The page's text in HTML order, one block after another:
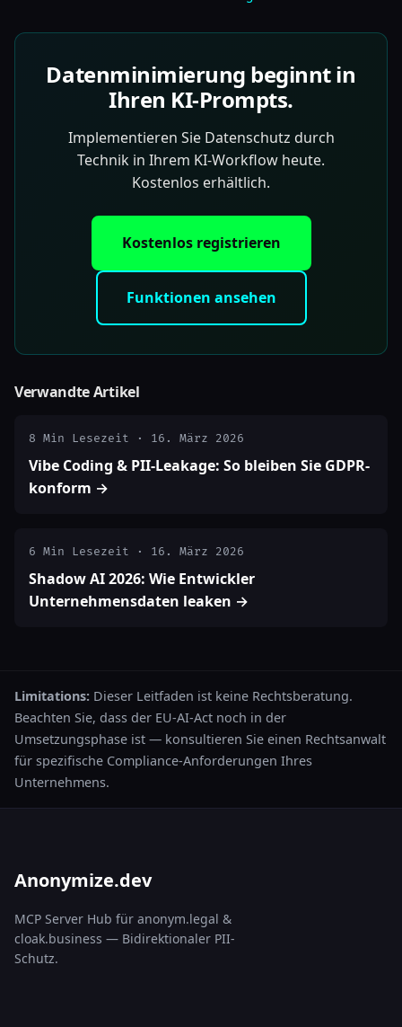
Datenminimierung beginnt in
Ihren KI-Prompts.
Implementieren Sie Datenschutz durch
Technik in Ihrem KI-Workflow heute.
Kostenlos erhältlich.
Kostenlos registrieren
Funktionen ansehen
Verwandte Artikel
8 Min Lesezeit · 16. März 2026
Vibe Coding & PII-Leakage: So bleiben Sie GDPR-
konform →
6 Min Lesezeit · 16. März 2026
Shadow AI 2026: Wie Entwickler
Unternehmensdaten leaken →
Limitations: Dieser Leitfaden ist keine Rechtsberatung.
Beachten Sie, dass der EU-AI-Act noch in der
Umsetzungsphase ist — konsultieren Sie einen Rechtsanwalt
für spezifische Compliance-Anforderungen Ihres
Unternehmens.
Anonymize.dev
MCP Server Hub für anonym.legal &
cloak.business — Bidirektionaler PII-
Schutz.